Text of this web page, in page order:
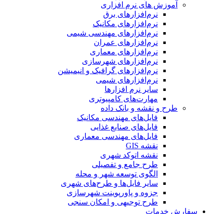
آموزش های نرم افزاری
نرم‌افزارهای برق
نرم‌افزارهای مکانیک
نرم‌افزارهای مهندسی شیمی
نرم‌افزارهای عمران
نرم‌افزارهای معماری
نرم‌افزارهای شهرسازی
نرم‌افزارهای گرافیک و انیمیشن
نرم‌افزارهای شیمی
سایر نرم افزارها
مهارت‌های کامپیوتری
طرح و نقشه و بانک داده
فایل‌های مهندسی مکانیک
فایل‌های صنایع غذایی
فایل‌های مهندسی معماری
نقشه GIS
نقشه اتوکد شهری
طرح جامع و تفصیلی
الگوی توسعه شهر و محله
سایر فایل‌ها و طرح‌های شهری
جزوه و پاورپوینت شهرسازی
طرح توجیهی و امکان سنجی
سفارش خدمات